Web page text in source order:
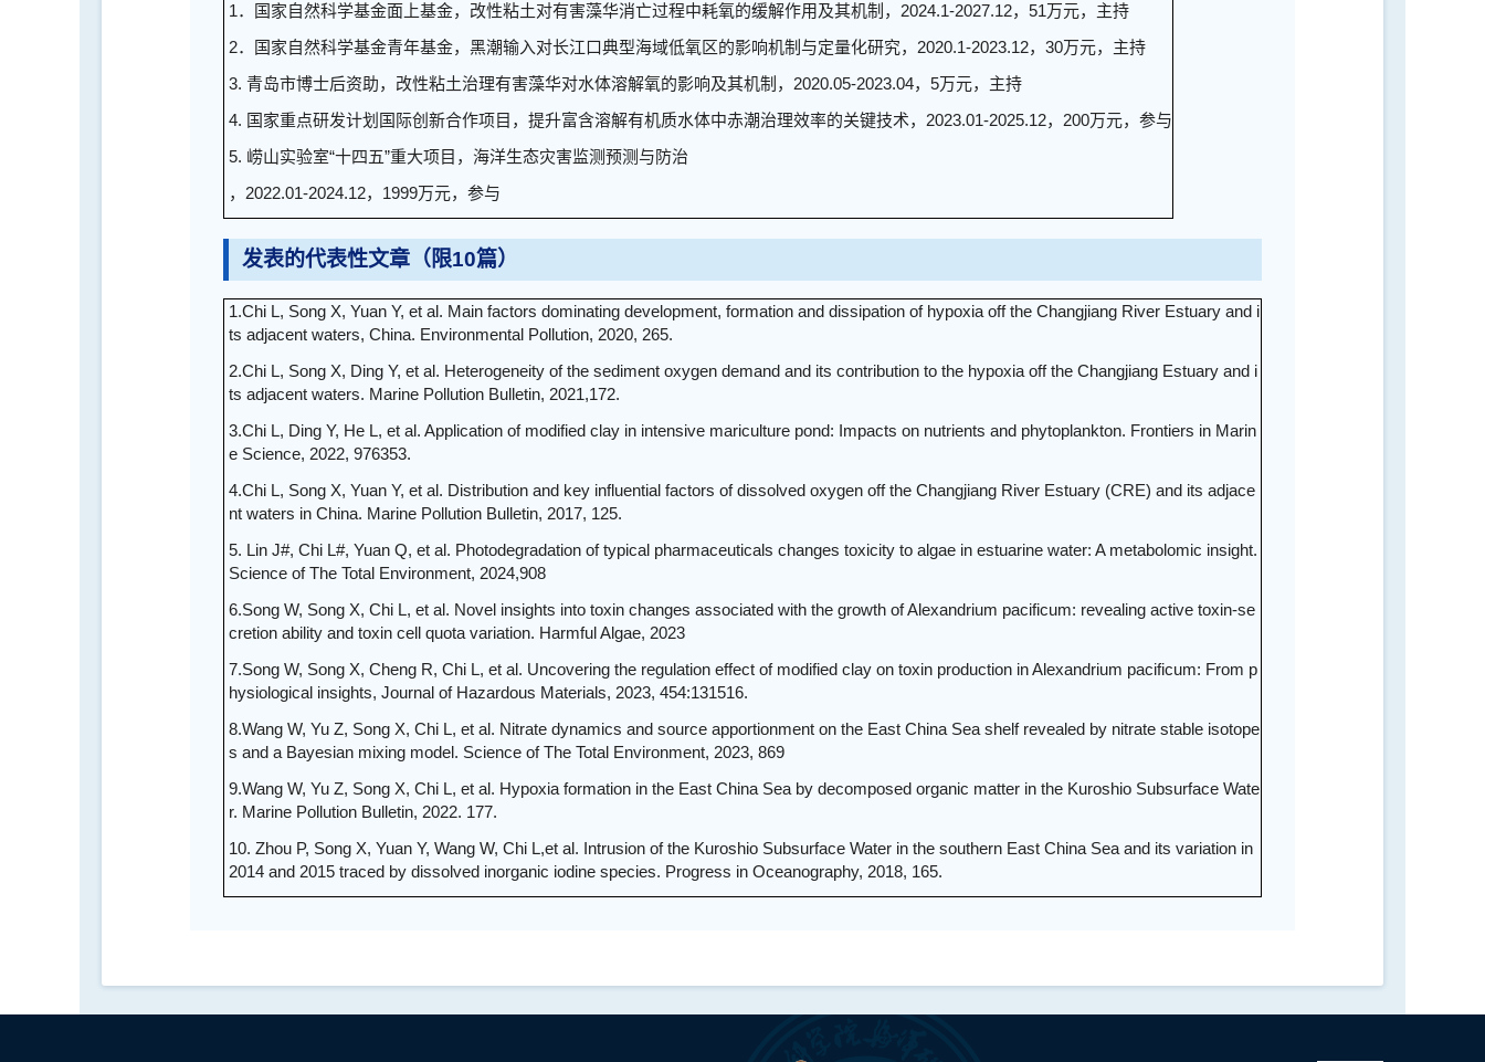
1．国家自然科学基金面上基金，改性粘土对有害藻华消亡过程中耗氧的缓解作用及其机制，2024.1-2027.12，51万元，主持
2．国家自然科学基金青年基金，黑潮输入对长江口典型海域低氧区的影响机制与定量化研究，2020.1-2023.12，30万元，主持
3. 青岛市博士后资助，改性粘土治理有害藻华对水体溶解氧的影响及其机制，2020.05-2023.04，5万元，主持
4. 国家重点研发计划国际创新合作项目，提升富含溶解有机质水体中赤潮治理效率的关键技术，2023.01-2025.12，200万元，参与
5. 崂山实验室“十四五”重大项目，海洋生态灾害监测预测与防治
，2022.01-2024.12，1999万元，参与
发表的代表性文章（限10篇）
1.Chi L, Song X, Yuan Y, et al. Main factors dominating development, formation and dissipation of hypoxia off the Changjiang River Estuary and i
ts adjacent waters, China. Environmental Pollution, 2020, 265.
2.Chi L, Song X, Ding Y, et al. Heterogeneity of the sediment oxygen demand and its contribution to the hypoxia off the Changjiang Estuary and i
ts adjacent waters. Marine Pollution Bulletin, 2021,172.
3.Chi L, Ding Y, He L, et al. Application of modified clay in intensive mariculture pond: Impacts on nutrients and phytoplankton. Frontiers in Marin
e Science, 2022, 976353.
4.Chi L, Song X, Yuan Y, et al. Distribution and key influential factors of dissolved oxygen off the Changjiang River Estuary (CRE) and its adjace
nt waters in China. Marine Pollution Bulletin, 2017, 125.
5. Lin J#, Chi L#, Yuan Q, et al. Photodegradation of typical pharmaceuticals changes toxicity to algae in estuarine water: A metabolomic insight.
Science of The Total Environment, 2024,908
6.Song W, Song X, Chi L, et al. Novel insights into toxin changes associated with the growth of Alexandrium pacificum: revealing active toxin-se
cretion ability and toxin cell quota variation. Harmful Algae, 2023
7.Song W, Song X, Cheng R, Chi L, et al. Uncovering the regulation effect of modified clay on toxin production in Alexandrium pacificum: From p
hysiological insights, Journal of Hazardous Materials, 2023, 454:131516.
8.Wang W, Yu Z, Song X, Chi L, et al. Nitrate dynamics and source apportionment on the East China Sea shelf revealed by nitrate stable isotope
s and a Bayesian mixing model. Science of The Total Environment, 2023, 869
9.Wang W, Yu Z, Song X, Chi L, et al. Hypoxia formation in the East China Sea by decomposed organic matter in the Kuroshio Subsurface Wate
r. Marine Pollution Bulletin, 2022. 177.
10. Zhou P, Song X, Yuan Y, Wang W, Chi L,et al. Intrusion of the Kuroshio Subsurface Water in the southern East China Sea and its variation in
2014 and 2015 traced by dissolved inorganic iodine species. Progress in Oceanography, 2018, 165.